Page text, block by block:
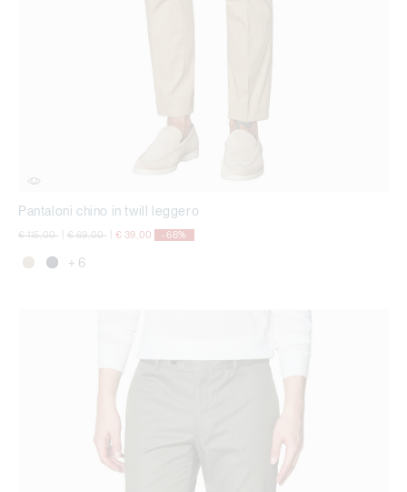
Pantaloni chino in twill leggero
Price reduced from
€ 115,00to Price reduced from
€ 69,00to € 39,00 -66%
+ 6